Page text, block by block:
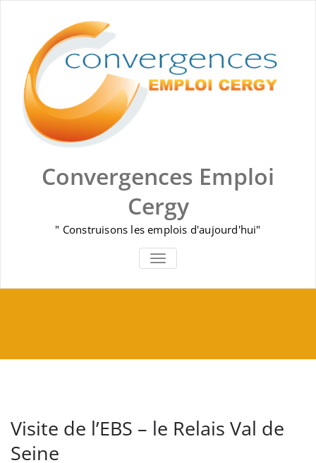
Convergences Emploi
Cergy
" Construisons les emplois d'aujourd'hui"
AFFICHER/MASQUER LA
Visite de l’EBS – le Relais Val de
Seine